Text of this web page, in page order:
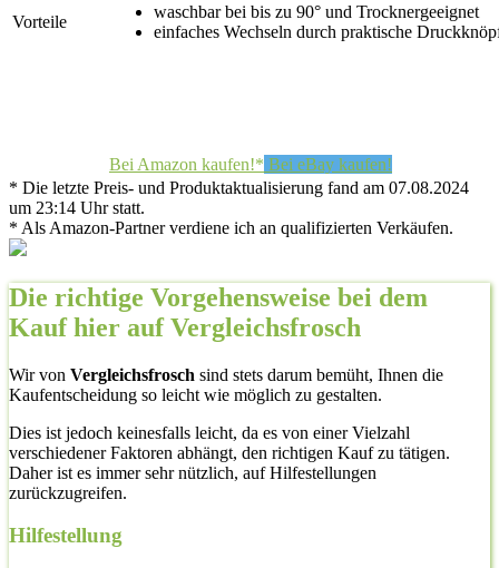
Vorteile
waschbar bei bis zu 90° und Trocknergeeignet
einfaches Wechseln durch praktische
Bei Amazon kaufen!* Bei eBay kaufen!
* Die letzte Preis- und Produktaktualisierung fand am 07.08.2024
um 23:14 Uhr statt.
* Als Amazon-Partner verdiene ich an qualifizierten Verkäufen.
Die richtige Vorgehensweise bei dem
Kauf hier auf Vergleichsfrosch
Wir von Vergleichsfrosch sind stets darum bemüht, Ihnen die
Kaufentscheidung so leicht wie möglich zu gestalten.
Dies ist jedoch keinesfalls leicht, da es von einer Vielzahl
verschiedener Faktoren abhängt, den richtigen Kauf zu tätigen.
Daher ist es immer sehr nützlich, auf Hilfestellungen
zurückzugreifen.
Hilfestellung